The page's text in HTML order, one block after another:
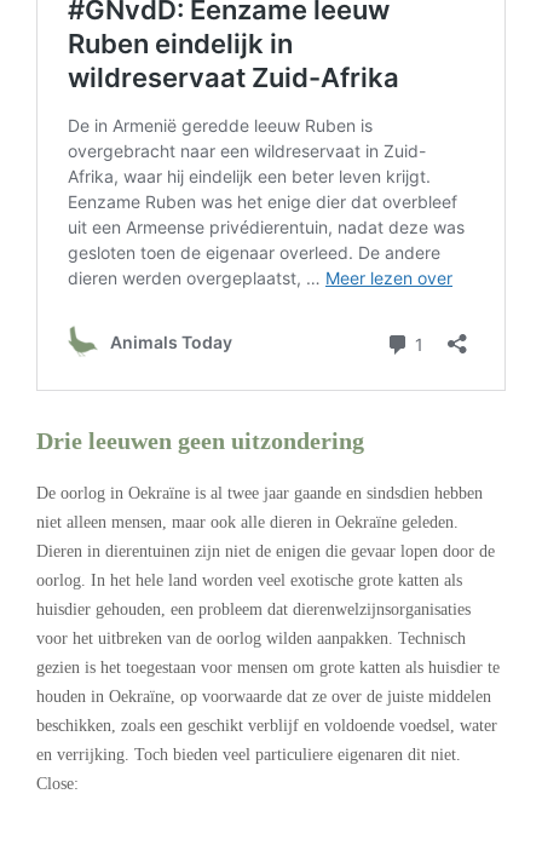
Drie leeuwen geen uitzondering
De oorlog in Oekraïne is al twee jaar gaande en sindsdien hebben
niet alleen mensen, maar ook alle dieren in Oekraïne geleden.
Dieren in dierentuinen zijn niet de enigen die gevaar lopen door de
oorlog. In het hele land worden veel exotische grote katten als
huisdier gehouden, een probleem dat dierenwelzijnsorganisaties
voor het uitbreken van de oorlog wilden aanpakken. Technisch
gezien is het toegestaan voor mensen om grote katten als huisdier te
houden in Oekraïne, op voorwaarde dat ze over de juiste middelen
beschikken, zoals een geschikt verblijf en voldoende voedsel, water
en verrijking. Toch bieden veel particuliere eigenaren dit niet.
Close: